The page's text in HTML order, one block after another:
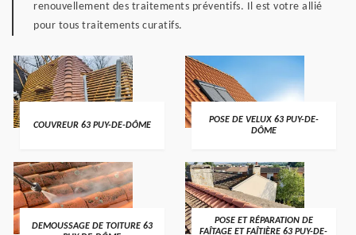
renouvellement des traitements préventifs. Il est votre allié
pour tous traitements curatifs.
COUVREUR 63 PUY-DE-DÔME
POSE DE VELUX 63 PUY-DE-
DÔME
DEMOUSSAGE DE TOITURE 63
POSE ET RÉPARATION DE
FAÎTAGE ET FAÎTIÈRE 63 PUY-DE-